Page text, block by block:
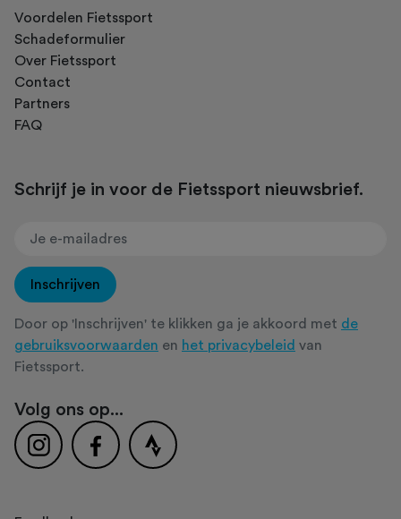
Voordelen Fietssport
Schadeformulier
Over Fietssport
Contact
Partners
FAQ
Schrijf je in voor de Fietssport nieuwsbrief.
Inschrijven
Door op 'Inschrijven' te klikken ga je akkoord met de
gebruiksvoorwaarden en het privacybeleid van
Fietssport.
Volg ons op...